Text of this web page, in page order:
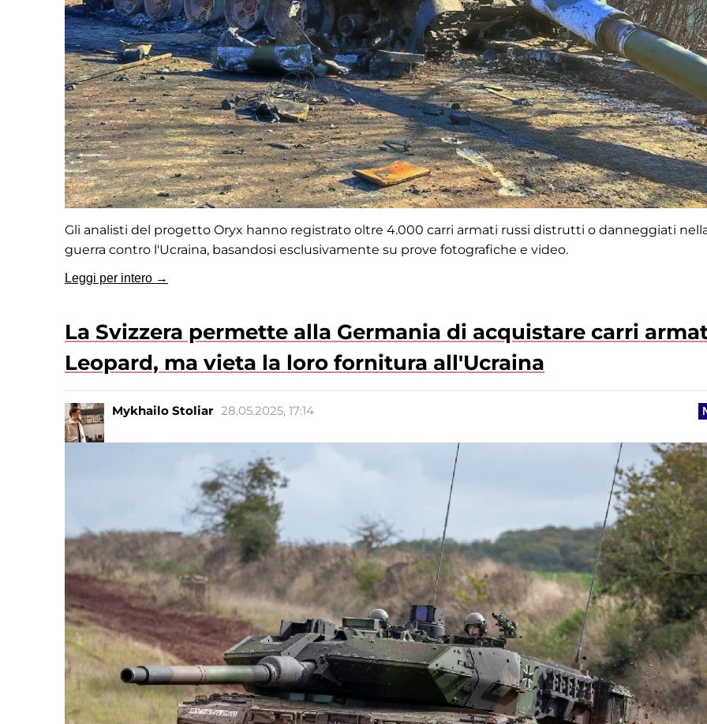
Gli analisti del progetto Oryx hanno registrato oltre 4.000 carri armati russi distrutti o danneggiati
guerra contro l'Ucraina, basandosi esclusivamente su prove fotografiche e video.
Leggi per intero →
La Svizzera permette alla Germania di acquistare carri
Leopard, ma vieta la loro fornitura all'Ucraina
Mykhailo Stoliar 28.05.2025, 17:14